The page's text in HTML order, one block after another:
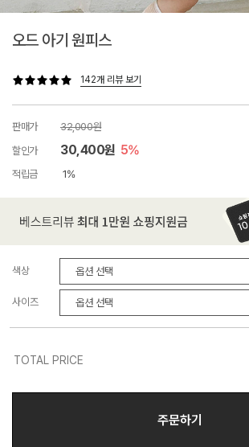
오드 아기 원피스
142개 리뷰 보기
판매가
32,000원
할인가
30,400원 5%
적립금 1%
색상
사이즈
TOTAL PRICE
주문하기